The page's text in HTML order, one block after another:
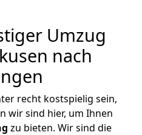
Umzug
nach
recht kostspielig sein,
wir sind hier, um Ihnen
zu bieten. Wir sind die